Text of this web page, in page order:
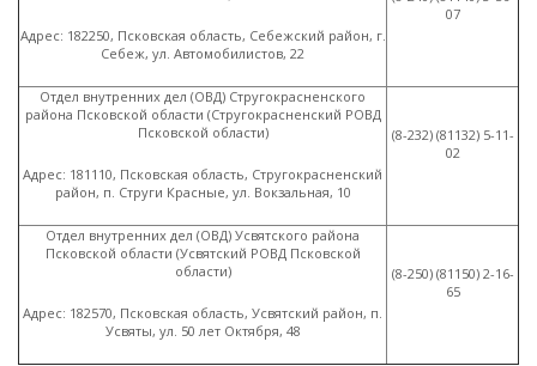
Адрес: 182250, Псковская область, Себежский район, г.
Себеж, ул. Автомобилистов, 22
07
Отдел внутренних дел (ОВД) Стругокрасненского
района Псковской области (Стругокрасненский РОВД
Псковской области)
Адрес: 181110, Псковская область, Стругокрасненский
район, п. Струги Красные, ул. Вокзальная, 10
(8-232) (81132) 5-11-
02
Отдел внутренних дел (ОВД) Усвятского района
Псковской области (Усвятский РОВД Псковской
области)
Адрес: 182570, Псковская область, Усвятский район, п.
Усвяты, ул. 50 лет Октября, 48
(8-250) (81150) 2-16-
65